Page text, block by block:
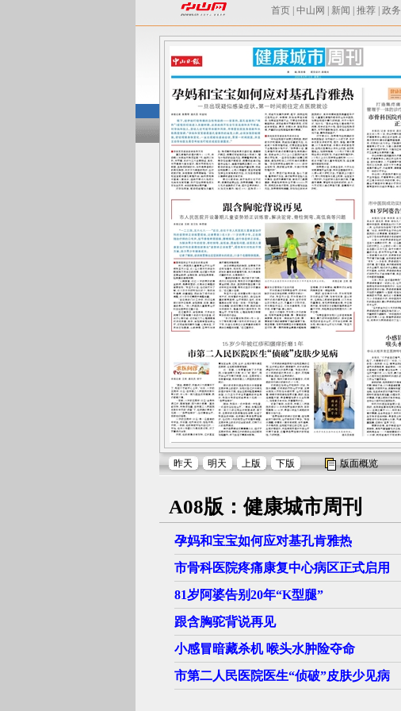
首页 中山网 新闻 推荐 政务
昨天 明天 上版 下版 版面概览
A08版：健康城市周刊
孕妈和宝宝如何应对基孔肯雅热
市骨科医院疼痛康复中心病区正式启用
81岁阿婆告别20年“K型腿”
跟含胸驼背说再见
小感冒暗藏杀机 喉头水肿险夺命
市第二人民医院医生“侦破”皮肤少见病